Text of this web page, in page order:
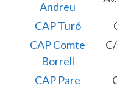
Andreu
CAP Turó
CAP Comte
Borrell
CAP Pare